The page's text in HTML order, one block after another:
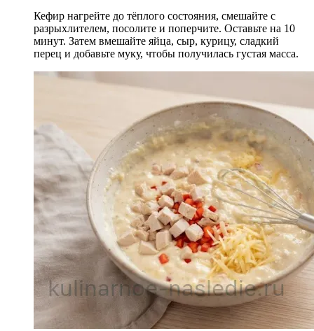
Кефир нагрейте до тёплого состояния, смешайте с
разрыхлителем, посолите и поперчите. Оставьте на 10
минут. Затем вмешайте яйца, сыр, курицу, сладкий
перец и добавьте муку, чтобы получилась густая масса.